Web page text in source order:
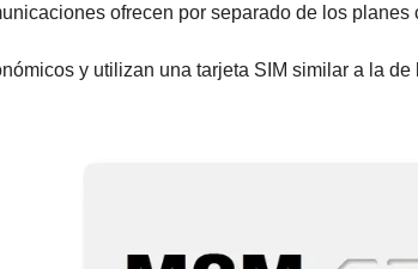
ofrecen por separado de los
y utilizan una tarjeta SIM similar a la